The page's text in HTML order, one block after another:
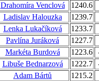
Drahomíra Venclová
1240.6
Ladislav Halouzka
1239.7
Lenka Lukačíková
1233.7
Pavlína Juráková
1227.7
Markéta Burdová 1223.6
Libuše Bednarzová 1222.7
Adam Bártů
1215.2